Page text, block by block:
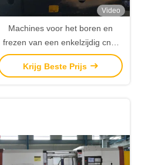
Video
Machines voor het boren en
frezen van een enkelzijdig cnc-
systeem met een multifunktioneel
klep
Krijg Beste Prijs